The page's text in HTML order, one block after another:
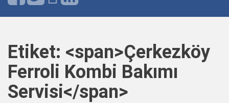
Etiket: <span>Çerkezköy
Ferroli Kombi Bakımı
Servisi</span>